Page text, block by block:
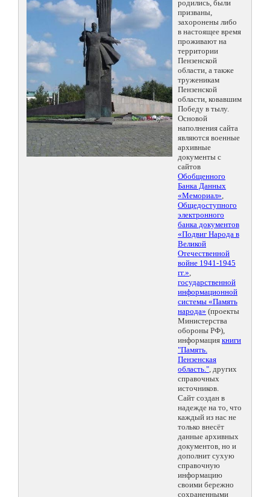
родились, были
призваны,
захоронены либо
в настоящее время
проживают на
территории
Пензенской
области, а также
труженикам
Пензенской
области, ковавшим
Победу в тылу.
Основой
наполнения сайта
являются военные
архивные
документы с
сайтов
Обобщенного
Банка Данных
«Мемориал»,
Общедоступного
электронного
банка документов
«Подвиг Народа в
Великой
Отечественной
войне 1941-1945
гг.»,
государственной
информационной
системы «Память
народа» (проекты
Министерства
обороны РФ),
информация книги
"Память.
Пензенская
область.", других
справочных
источников.
Сайт создан в
надежде на то, что
каждый из нас не
только внесёт
данные архивных
документов, но и
дополнит сухую
справочную
информацию
своими бережно
сохраненными